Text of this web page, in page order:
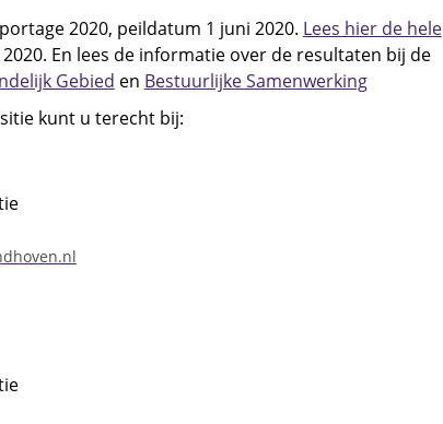
2020, peildatum 1 juni 2020. Lees hier de hele
En lees de informatie over de resultaten bij de
Gebied en Bestuurlijke Samenwerking
kunt u terecht bij: